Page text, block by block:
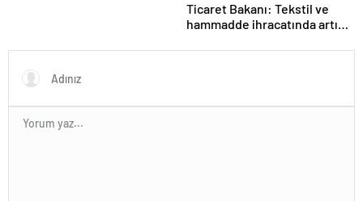
Ticaret Bakanı: Tekstil ve
hammadde ihracatında artış